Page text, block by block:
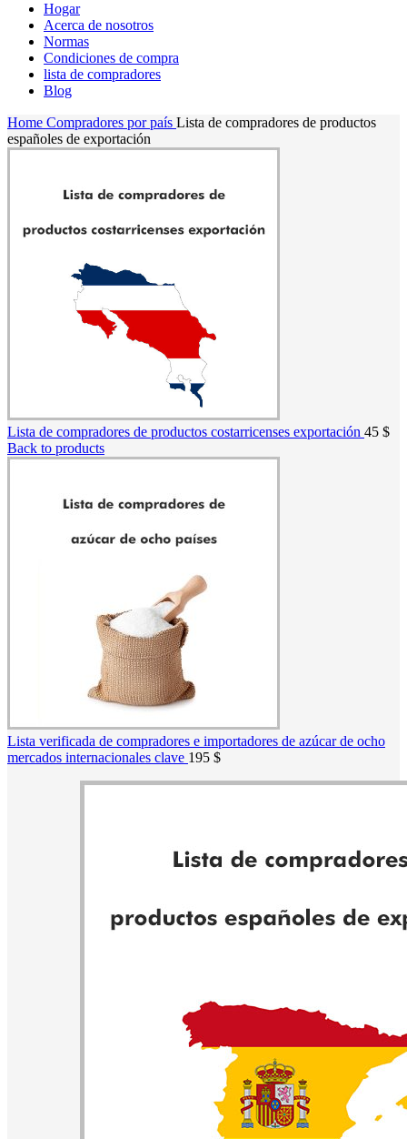
Hogar
Acerca de nosotros
Normas
Condiciones de compra
lista de compradores
Blog
Home Compradores por país Lista de compradores de productos
españoles de exportación
Lista de compradores de productos costarricenses exportación 45 $
Back to products
Lista verificada de compradores e importadores de azúcar de ocho
mercados internacionales clave 195 $